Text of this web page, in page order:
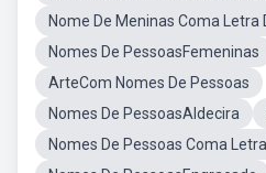
Nome De Meninas Coma Letra
Nomes De PessoasFemeninas
ArteCom Nomes De Pessoas
Nomes De PessoasAldecira
Nomes De Pessoas Coma